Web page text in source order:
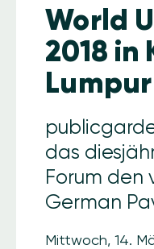
World
2018 in
Lumpur
das
Forum den
German
Mittwoch, 14.